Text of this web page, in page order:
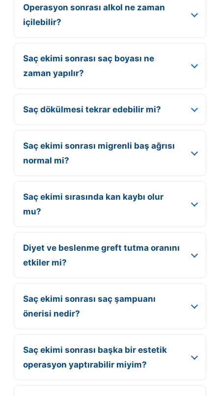
Operasyon sonrası alkol ne zaman
içilebilir?
Saç ekimi sonrası saç boyası ne
zaman yapılır?
Saç dökülmesi tekrar edebilir mi?
Saç ekimi sonrası migrenli baş ağrısı
normal mi?
Saç ekimi sırasında kan kaybı olur
mu?
Diyet ve beslenme greft tutma oranını
etkiler mi?
Saç ekimi sonrası saç şampuanı
önerisi nedir?
Saç ekimi sonrası başka bir estetik
operasyon yaptırabilir miyim?